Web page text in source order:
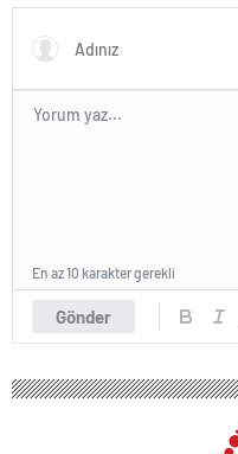
propagandasını
yasaklayacağız’
Gönder
En az 10 karakter gerekli